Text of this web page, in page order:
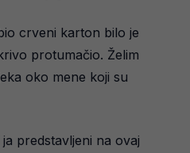
crveni karton bilo je
protumačio. Želim
oko mene koji su
predstavljeni na ovaj